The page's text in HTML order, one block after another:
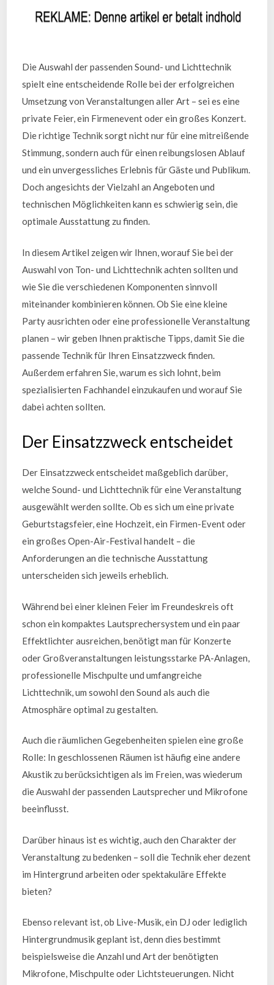
Die Auswahl der passenden Sound- und Lichttechnik
spielt eine entscheidende Rolle bei der erfolgreichen
Umsetzung von Veranstaltungen aller Art – sei es eine
private Feier, ein Firmenevent oder ein großes Konzert.
Die richtige Technik sorgt nicht nur für eine mitreißende
Stimmung, sondern auch für einen reibungslosen Ablauf
und ein unvergessliches Erlebnis für Gäste und Publikum.
Doch angesichts der Vielzahl an Angeboten und
technischen Möglichkeiten kann es schwierig sein, die
optimale Ausstattung zu finden.
In diesem Artikel zeigen wir Ihnen, worauf Sie bei der
Auswahl von Ton- und Lichttechnik achten sollten und
wie Sie die verschiedenen Komponenten sinnvoll
miteinander kombinieren können. Ob Sie eine kleine
Party ausrichten oder eine professionelle Veranstaltung
planen – wir geben Ihnen praktische Tipps, damit Sie die
passende Technik für Ihren Einsatzzweck finden.
Außerdem erfahren Sie, warum es sich lohnt, beim
spezialisierten Fachhandel einzukaufen und worauf Sie
dabei achten sollten.
Der Einsatzzweck entscheidet
Der Einsatzzweck entscheidet maßgeblich darüber,
welche Sound- und Lichttechnik für eine Veranstaltung
ausgewählt werden sollte. Ob es sich um eine private
Geburtstagsfeier, eine Hochzeit, ein Firmen-Event oder
ein großes Open-Air-Festival handelt – die
Anforderungen an die technische Ausstattung
unterscheiden sich jeweils erheblich.
Während bei einer kleinen Feier im Freundeskreis oft
schon ein kompaktes Lautsprechersystem und ein paar
Effektlichter ausreichen, benötigt man für Konzerte
oder Großveranstaltungen leistungsstarke PA-Anlagen,
professionelle Mischpulte und umfangreiche
Lichttechnik, um sowohl den Sound als auch die
Atmosphäre optimal zu gestalten.
Auch die räumlichen Gegebenheiten spielen eine große
Rolle: In geschlossenen Räumen ist häufig eine andere
Akustik zu berücksichtigen als im Freien, was wiederum
die Auswahl der passenden Lautsprecher und Mikrofone
beeinflusst.
Darüber hinaus ist es wichtig, auch den Charakter der
Veranstaltung zu bedenken – soll die Technik eher dezent
im Hintergrund arbeiten oder spektakuläre Effekte
bieten?
Ebenso relevant ist, ob Live-Musik, ein DJ oder lediglich
Hintergrundmusik geplant ist, denn dies bestimmt
beispielsweise die Anzahl und Art der benötigten
Mikrofone, Mischpulte oder Lichtsteuerungen. Nicht